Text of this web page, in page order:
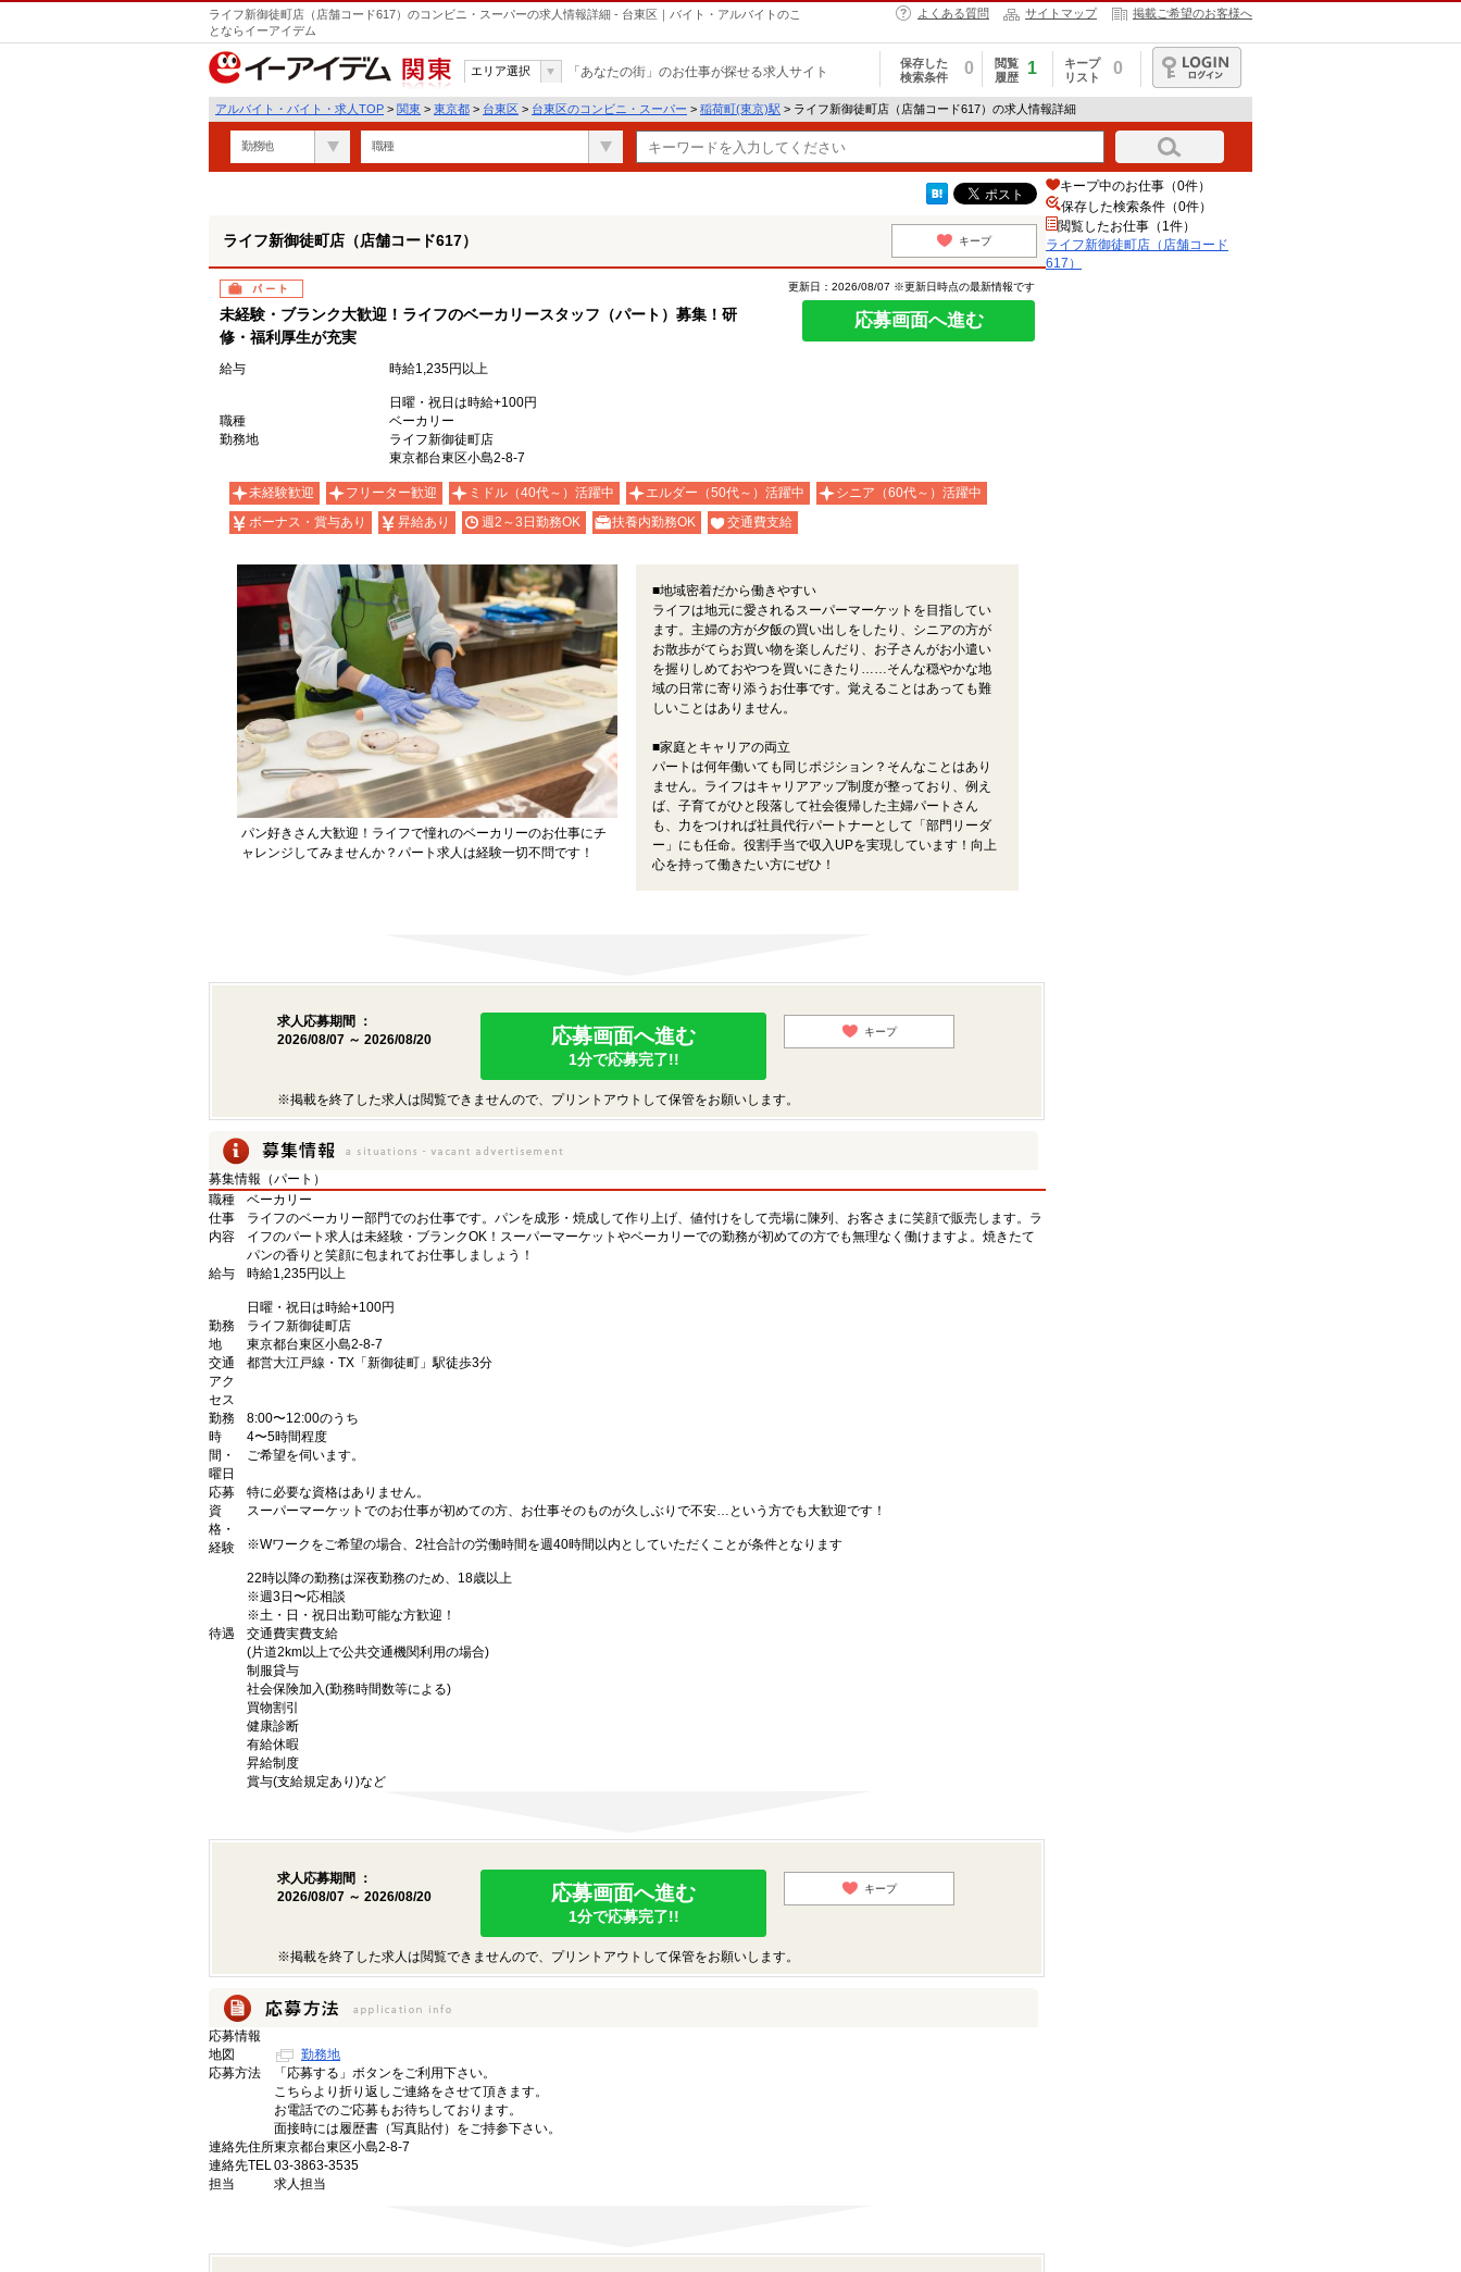
ライフ新御徒町店（店舗コード617）のコンビニ・スーパーの求人情報詳細 - 台東区｜バイト・アルバイトのこ
とならイーアイデム
よくある質問 サイトマップ 掲載ご希望のお客様へ
関東
エリア選択 「あなたの街」のお仕事が探せる求人サイト
保存した
検索条件
0
閲覧
履歴
1
キープ
リスト
0
ログイン
アルバイト・バイト・求人TOP > 関東 > 東京都 > 台東区 > 台東区のコンビニ・スーパー > 稲荷町(東京)駅 > ライフ新御徒町店（店舗コード617）の求人情報詳細
勤務地 職種
ライフ新御徒町店（店舗コード617） キープ
パート
未経験・ブランク大歓迎！ライフのベーカリースタッフ（パート）募集！研
修・福利厚生が充実
更新日：2026/08/07 ※更新日時点の最新情報です
応募画面へ進む
給与 時給1,235円以上
日曜・祝日は時給+100円
職種
ベーカリー
勤務地
ライフ新御徒町店
東京都台東区小島2-8-7
未経験歓迎 フリーター歓迎 ミドル（40代～）活躍中 エルダー（50代～）活躍中
シニア（60代～）活躍中
ボーナス・賞与あり
昇給あり 週2～3日勤務OK 扶養内勤務OK 交通費支給
パン好きさん大歓迎！ライフで憧れのベーカリーのお仕事にチ
ャレンジしてみませんか？パート求人は経験一切不問です！
■地域密着だから働きやすい
ライフは地元に愛されるスーパーマーケットを目指してい
ます。主婦の方が夕飯の買い出しをしたり、シニアの方が
お散歩がてらお買い物を楽しんだり、お子さんがお小遣い
を握りしめておやつを買いにきたり……そんな穏やかな地
域の日常に寄り添うお仕事です。覚えることはあっても難
しいことはありません。
■家庭とキャリアの両立
パートは何年働いても同じポジション？そんなことはあり
ません。ライフはキャリアアップ制度が整っており、例え
ば、子育てがひと段落して社会復帰した主婦パートさん
も、力をつければ社員代行パートナーとして「部門リーダ
ー」にも任命。役割手当で収入UPを実現しています！向上
心を持って働きたい方にぜひ！
求人応募期間 ：
2026/08/07 ～ 2026/08/20
応募画面へ進む
1分で応募完了!!
キープ
※掲載を終了した求人は閲覧できませんので、プリントアウトして保管をお願いします。
募集情報（パート）
職種
ベーカリー
仕事
内容
ライフのベーカリー部門でのお仕事です。パンを成形・焼成して作り上げ、値付けをして売場に陳列、お客さまに笑顔で販売します。ラ
イフのパート求人は未経験・ブランクOK！スーパーマーケットやベーカリーでの勤務が初めての方でも無理なく働けますよ。焼きたて
パンの香りと笑顔に包まれてお仕事しましょう！
給与
時給1,235円以上
日曜・祝日は時給+100円
勤務
地
ライフ新御徒町店
東京都台東区小島2-8-7
交通
アク
セス
都営大江戸線・TX「新御徒町」駅徒歩3分
勤務
時
間・
曜日
8:00〜12:00のうち
4〜5時間程度
ご希望を伺います。
応募
資
格・
経験
特に必要な資格はありません。
スーパーマーケットでのお仕事が初めての方、お仕事そのものが久しぶりで不安…という方でも大歓迎です！
※Wワークをご希望の場合、2社合計の労働時間を週40時間以内としていただくことが条件となります
22時以降の勤務は深夜勤務のため、18歳以上
※週3日〜応相談
※土・日・祝日出勤可能な方歓迎！
待遇
交通費実費支給
(片道2km以上で公共交通機関利用の場合)
制服貸与
社会保険加入(勤務時間数等による)
買物割引
健康診断
有給休暇
昇給制度
賞与(支給規定あり)など
求人応募期間 ：
2026/08/07 ～ 2026/08/20
応募画面へ進む
1分で応募完了!!
キープ
※掲載を終了した求人は閲覧できませんので、プリントアウトして保管をお願いします。
応募情報
地図
勤務地
応募方法
「応募する」ボタンをご利用下さい。
こちらより折り返しご連絡をさせて頂きます。
お電話でのご応募もお待ちしております。
面接時には履歴書（写真貼付）をご持参下さい。
連絡先住所東京都台東区小島2-8-7
連絡先TEL03-3863-3535
担当
求人担当
キープ中のお仕事（0件）
保存した検索条件（0件）
閲覧したお仕事（1件）
ライフ新御徒町店（店舗コード
617）